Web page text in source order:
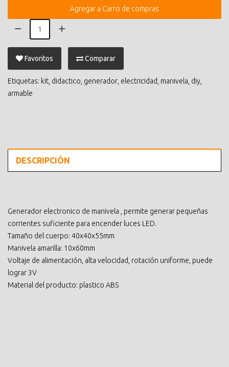
Agregar a Carro de compras
Favoritos Comparar
Etiquetas: kit didactico generador electricidad manivela diy
armable
DESCRIPCIÓN
Generador electronico de manivela , permite generar pequeñas
corrientes suficiente para encender luces LED.
Tamaño del cuerpo: 40x40x55mm
Manivela amarilla: 10x60mm
Voltaje de alimentación, alta velocidad, rotación uniforme, puede
lograr 3V
Material del producto: plastico ABS